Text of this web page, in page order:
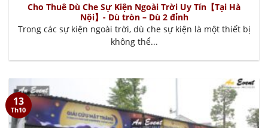
Cho Thuê Dù Che Sự Kiện Ngoài Trời Uy Tín【Tại Hà
Nội】- Dù tròn – Dù 2 đỉnh
Trong các sự kiện ngoài trời, dù che sự kiện là một thiết bị
không thể...
13
Th10